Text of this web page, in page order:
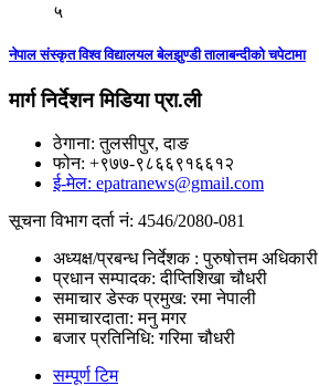
५
नेपाल संस्कृत विश्व विद्यालयल बेलझुण्डी तालाबन्दीको चपेटामा
मार्ग निर्देशन मिडिया प्रा.ली
ठेगाना: तुलसीपुर, दाङ
फोन: +९७७-९८६६९१६६१२
ई-मेल: epatranews@gmail.com
सूचना विभाग दर्ता नं: 4546/2080-081
अध्यक्ष/प्रबन्ध निर्देशक : पुरुषोत्तम अधिकारी
प्रधान सम्पादक: दीप्तिशिखा चौधरी
समाचार डेस्क प्रमुख: रमा नेपाली
समाचारदाता: मनु मगर
बजार प्रतिनिधि: गरिमा चौधरी
सम्पूर्ण टिम